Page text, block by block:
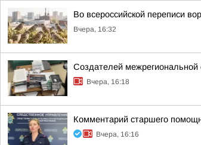
Во всероссийской переписи
Вчера, 16:32
Создателей межрегиональной
Вчера, 16:18
Комментарий старшего
Вчера, 16:16